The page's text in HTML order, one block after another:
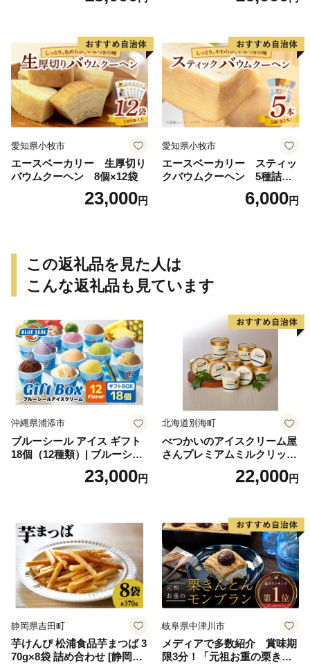
愛知県小牧市
エースベーカリー 生厚切り
バウムクーヘン 8個×12袋
23,000円
愛知県小牧市
エースベーカリー スティッ
クバウムクーヘン 5種詰合
せ バウムクーヘン バーム
クーヘン おやつ おかし スイ
6,000円
この返礼品を見た人は
こんな返礼品も見ています
沖縄県浦添市
ブルーシール アイス ギフト
18個（12種類）| ブルーシー
ルアイス ブルーシールアイ
スクリーム 着日指定可能 送
誕生日 カップ 詰め合わせ バ
ラエティ | バニラ チョコレー
ト ストロベリー ピスタチオ
バニラ＆クッキー ウベ 沖縄
紅イモ 塩ちんすこう 沖縄シ
ークヮーサー 沖縄黒糖 琉球
ロイヤルミルクティ 沖縄パ
イン
23,000円
北海道別海町
べつかいのアイスクリーム屋
さんプレミアムミルクリッチ
12個（AP-01）（ 北海道アイ
ス 北海道産アイス アイス ア
道産アイス 道産アイスクリ
ーム ギフト 詰合せ 詰め合わ
せ ふるさと納税 ）
22,000円
静岡県吉田町
芋けんぴ 松浦食品芋まつば 3
70g×8袋 詰め合わせ [静岡伊
岐阜県中津川市
メディアで多数紹介 賞味期
限3分！「元祖お重の栗きん